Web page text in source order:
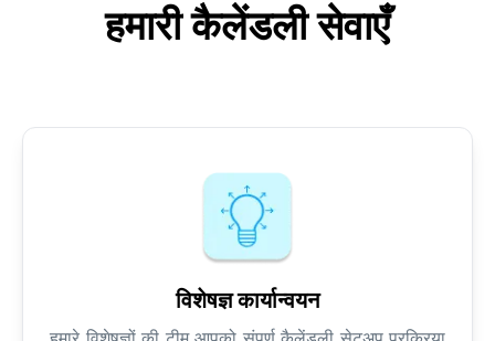
हमारी कैलेंडली सेवाएँ
विशेषज्ञ कार्यान्वयन